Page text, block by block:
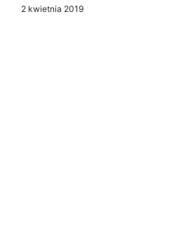
2 kwietnia 2019